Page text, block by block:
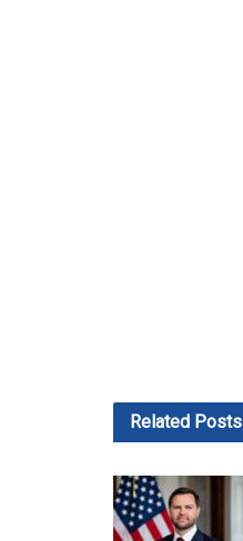
Related Posts